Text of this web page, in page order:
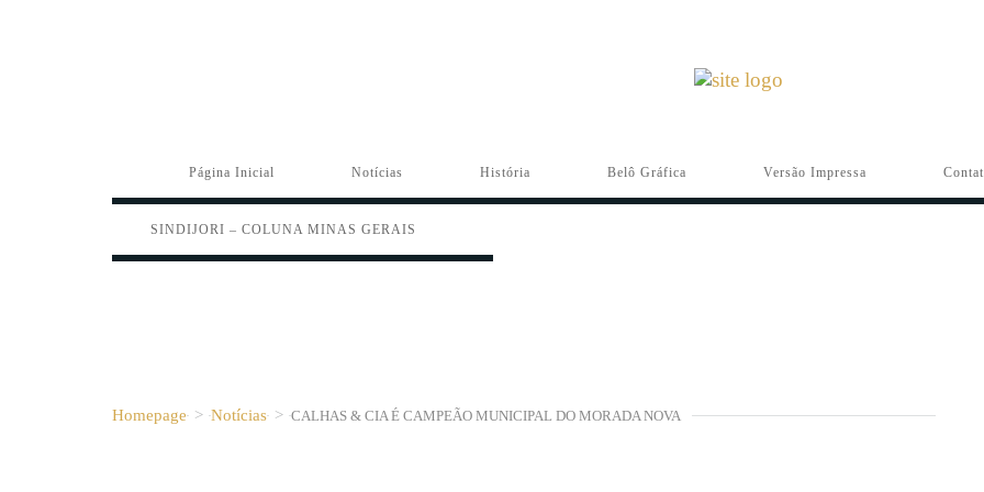
Página Inicial Notícias História Belô Gráfica Versão Impressa
SINDIJORI – COLUNA MINAS GERAIS
Homepage > Notícias > CALHAS & CIA É CAMPEÃO MUNICIPAL DO MORADA NOVA